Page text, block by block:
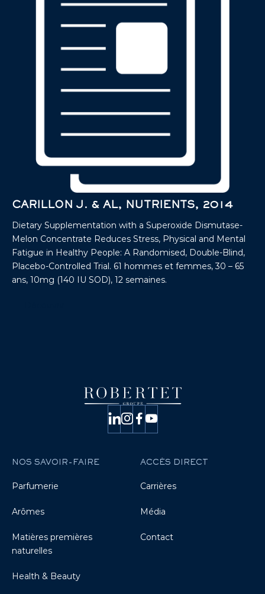
CARILLON J. & AL, NUTRIENTS, 2014
Dietary Supplementation with a Superoxide Dismutase-
Melon Concentrate Reduces Stress, Physical and Mental
Fatigue in Healthy People: A Randomised, Double-Blind,
Placebo-Controlled Trial. 61 hommes et femmes, 30 – 65
ans, 10mg (140 IU SOD), 12 semaines.
NOS SAVOIR-FAIRE
Parfumerie
Arômes
Matières premières
naturelles
Health & Beauty
ACCÈS DIRECT
Carrières
Média
Contact